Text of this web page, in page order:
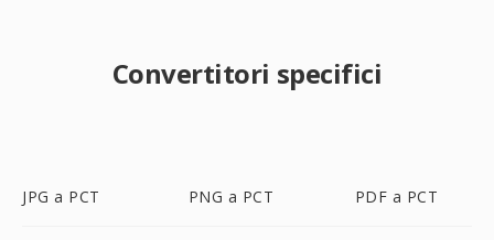
Convertitori specifici
JPG a PCT PNG a PCT PDF a PCT